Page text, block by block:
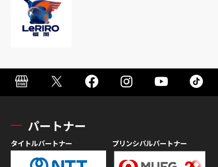
パートナー
タイトルパートナー プリンシパルパートナー